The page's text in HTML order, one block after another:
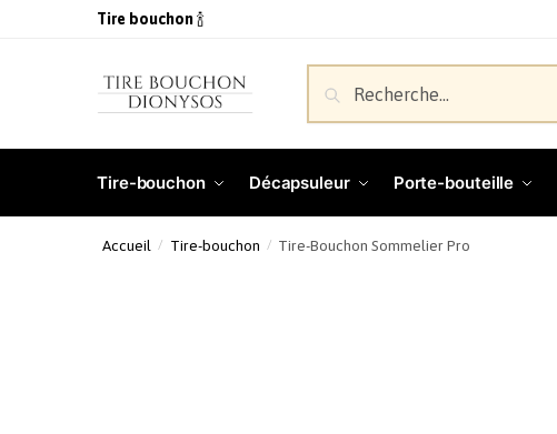
Tire bouchon🍾
Recherche
Tire-bouchon Décapsuleur Porte-bouteille
Accueil / Tire-bouchon / Tire-Bouchon Sommelier Pro